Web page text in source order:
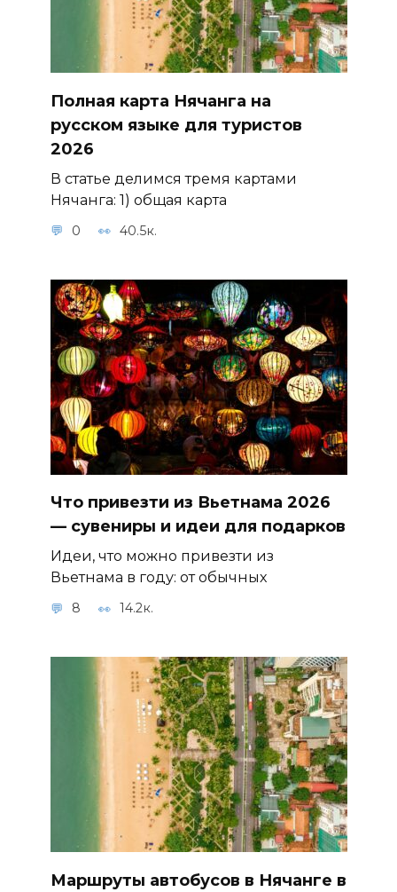
Полная карта Нячанга на
русском языке для туристов
2026
В статье делимся тремя картами
Нячанга: 1) общая карта
0 40.5к.
Что привезти из Вьетнама 2026
— сувениры и идеи для подарков
Идеи, что можно привезти из
Вьетнама в году: от обычных
8 14.2к.
Маршруты автобусов в Нячанге в